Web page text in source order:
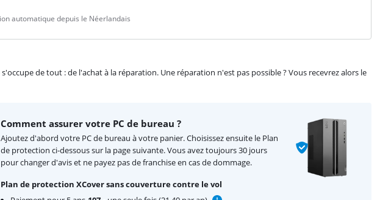
automatique depuis le Néerlandais
de tout : de l'achat à la réparation. Une réparation n'est pas possible ? Vous recevrez alors le
Comment assurer votre PC de bureau ?
Ajoutez d'abord votre PC de bureau à votre panier. Choisissez ensuite le Plan
de protection ci-dessous sur la page suivante. Vous avez toujours 30 jours
pour changer d'avis et ne payez pas de franchise en cas de dommage.
Plan de protection XCover sans couverture contre le vol